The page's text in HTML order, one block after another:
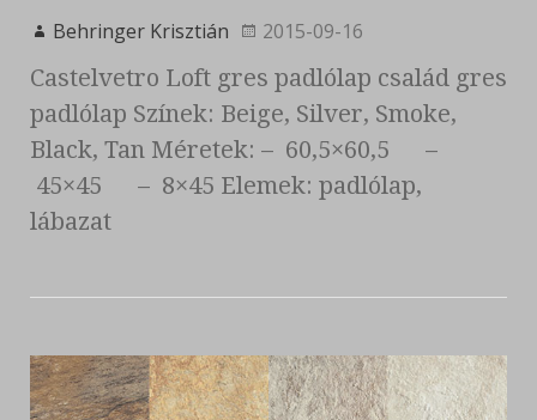
Behringer Krisztián 2015-09-16
Castelvetro Loft gres padlólap család gres
padlólap Színek: Beige, Silver, Smoke,
Black, Tan Méretek: – 60,5×60,5 –
45×45 – 8×45 Elemek: padlólap,
lábazat